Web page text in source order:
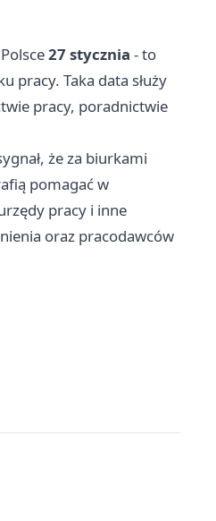
27 stycznia - to
pracy. Taka data służy
pracy, poradnictwie
że za biurkami
pomagać w
pracy i inne
oraz pracodawców